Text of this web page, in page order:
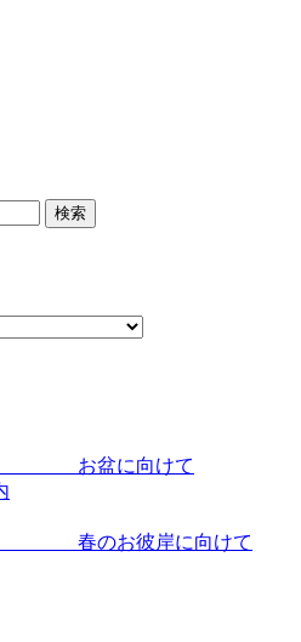
号 お盆に向けて
春のお彼岸に向けて